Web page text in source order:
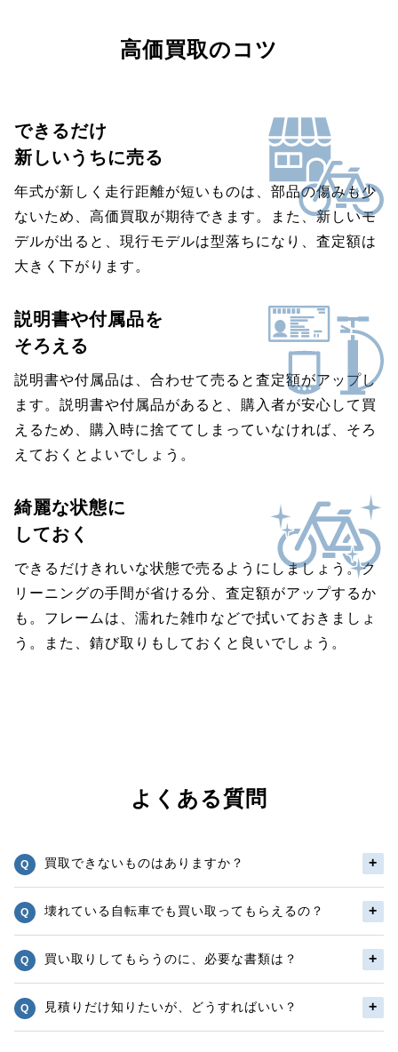
高価買取のコツ
できるだけ
新しいうちに売る
年式が新しく走行距離が短いものは、部品の傷みも少
ないため、高価買取が期待できます。また、新しいモ
デルが出ると、現行モデルは型落ちになり、査定額は
大きく下がります。
説明書や付属品を
そろえる
説明書や付属品は、合わせて売ると査定額がアップし
ます。説明書や付属品があると、購入者が安心して買
えるため、購入時に捨ててしまっていなければ、そろ
えておくとよいでしょう。
綺麗な状態に
しておく
できるだけきれいな状態で売るようにしましょう。ク
リーニングの手間が省ける分、査定額がアップするか
も。フレームは、濡れた雑巾などで拭いておきましょ
う。また、錆び取りもしておくと良いでしょう。
よくある質問
買取できないものはありますか？
壊れている自転車でも買い取ってもらえるの？
買い取りしてもらうのに、必要な書類は？
見積りだけ知りたいが、どうすればいい？